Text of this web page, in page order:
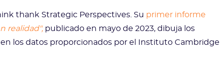
thank Strategic Perspectives. Su primer informe
realidad", publicado en mayo de 2023, dibuja los
los datos proporcionados por el Instituto Cambridge